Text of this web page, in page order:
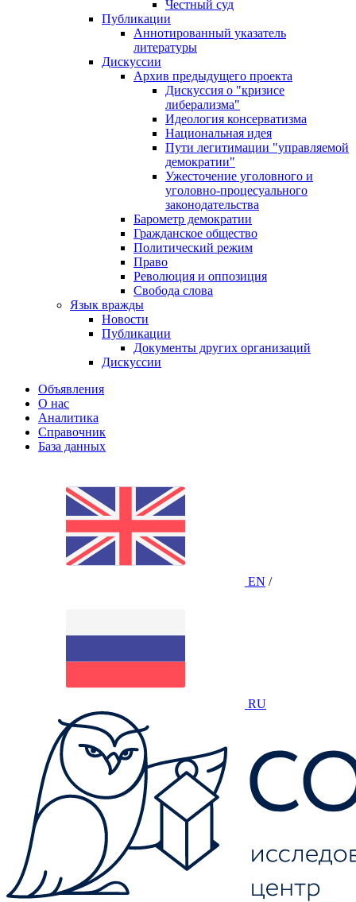
Честный суд
Публикации
Аннотированный указатель
литературы
Дискуссии
Архив предыдущего проекта
Дискуссия о "кризисе
либерализма"
Идеология консерватизма
Национальная идея
Пути легитимации "управляемой
демократии"
Ужесточение уголовного и
уголовно-процесуального
законодательства
Барометр демократии
Гражданское общество
Политический режим
Право
Революция и оппозиция
Свобода слова
Язык вражды
Новости
Публикации
Документы других организаций
Дискуссии
Объявления
О нас
Аналитика
Справочник
База данных
EN /
RU